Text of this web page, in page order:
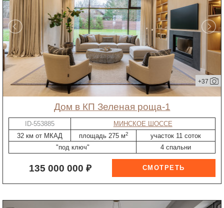
+37
дом в КП Зеленая роща-1
ID-553885
МИНСКОЕ ШОССЕ
32 км от МКАД
площадь 275 м2
участок 11 соток
"под ключ"
4 спальни
135 000 000 ₽